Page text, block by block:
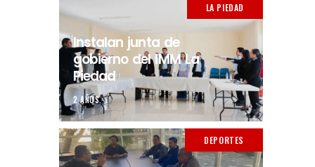
LA PIEDAD
Instalan junta de
gobierno del IMM La
Piedad
2 AÑOS.
DEPORTES